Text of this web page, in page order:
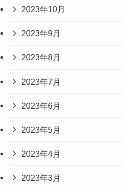
2023年10月
2023年9月
2023年8月
2023年7月
2023年6月
2023年5月
2023年4月
2023年3月